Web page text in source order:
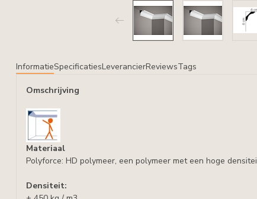
InformatieSpecificatiesLeverancierReviewsTags
Omschrijving
Materiaal
Polyforce: HD polymeer, een polymeer met een hoge
Densiteit: